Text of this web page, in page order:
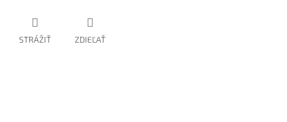
STRÁŽIŤ ZDIEĽAŤ